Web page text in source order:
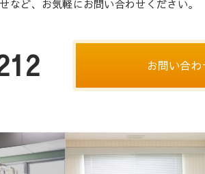
など、お気軽にお問い合わせください。
お問い合